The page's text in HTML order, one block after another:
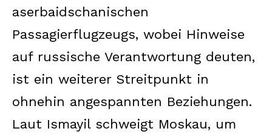
aserbaidschanischen
Passagierflugzeugs, wobei Hinweise
auf russische Verantwortung deuten,
ist ein weiterer Streitpunkt in
ohnehin angespannten Beziehungen.
Laut Ismayil schweigt Moskau, um